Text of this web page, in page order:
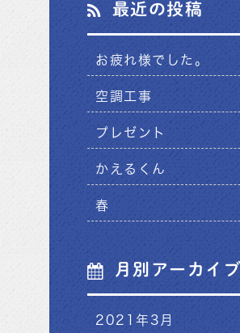
最近の投稿
お疲れ様でした。
空調工事
プレゼント
かえるくん
春
月別アーカイブ
2021年3月